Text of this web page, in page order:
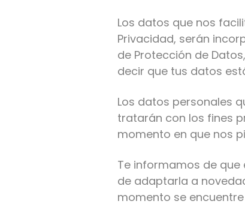
Los datos que nos
Privacidad, serán
de Protección de
decir que tus datos
Los datos personales
tratarán con los fines
momento en que nos
Te informamos de
de adaptarla a
momento se